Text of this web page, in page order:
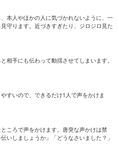
本人やほかの人に気づかれないように、一
守ります。近づきすぎたり、ジロジロ見た
相手にも伝わって動揺させてしまいます。
すいので、できるだけ1人で声をかけま
ころで声をかけます。唐突な声かけは禁
いしましょうか」「どうなさいました？」